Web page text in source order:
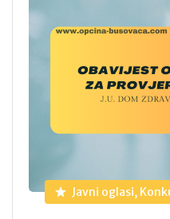
Javni oglasi,